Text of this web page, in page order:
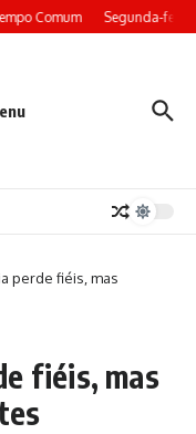
Comum Segunda-feira
perde fiéis, mas
fiéis, mas